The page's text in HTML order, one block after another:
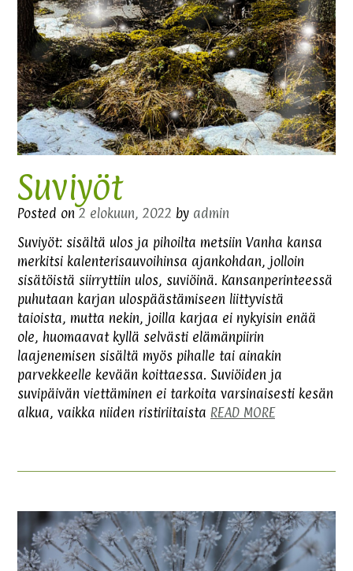
Suviyöt
Posted on 2 elokuun, 2022 by admin
Suviyöt: sisältä ulos ja pihoilta metsiin Vanha kansa
merkitsi kalenterisauvoihinsa ajankohdan, jolloin
sisätöistä siirryttiin ulos, suviöinä. Kansanperinteessä
puhutaan karjan ulospäästämiseen liittyvistä
taioista, mutta nekin, joilla karjaa ei nykyisin enää
ole, huomaavat kyllä selvästi elämänpiirin
laajenemisen sisältä myös pihalle tai ainakin
parvekkeelle kevään koittaessa. Suviöiden ja
suvipäivän viettäminen ei tarkoita varsinaisesti kesän
alkua, vaikka niiden ristiriitaista READ MORE